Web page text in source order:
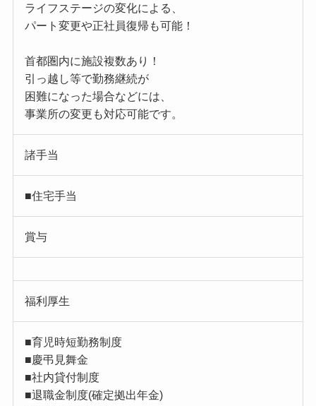
ライフステージの変化による、
パート変更や正社員復帰も可能！
首都圏内に施設複数あり！
引っ越し等で勤務継続が
困難になった場合などには、
事業所の変更も対応可能です。
諸手当
■住宅手当
賞与
福利厚生
■育児時短勤務制度
■慶弔見舞金
■社内貸付制度
■退職金制度(確定拠出年金)